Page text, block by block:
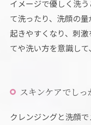
イメージで優しく洗
て洗ったり、洗顔の
起きやすくなり、刺
てや洗い方を意識して
スキンケアでし
クレンジングと洗顔